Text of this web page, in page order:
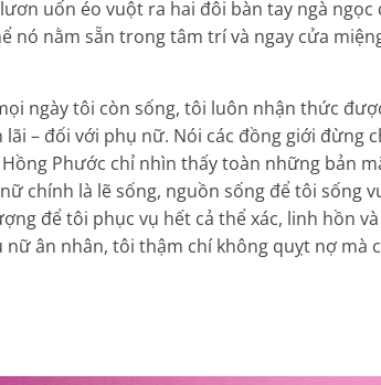
uốn éo vuột ra hai đôi bàn tay ngà ngọc
nó nằm sẵn trong tâm trí và ngay cửa
ngày tôi còn sống, tôi luôn nhận thức
lãi – đối với phụ nữ. Nói các đồng giới đừng
Phước chỉ nhìn thấy toàn những bản
chính là lẽ sống, nguồn sống để tôi sống
để tôi phục vụ hết cả thể xác, linh hồn
nữ ân nhân, tôi thậm chí không quỵt nợ mà